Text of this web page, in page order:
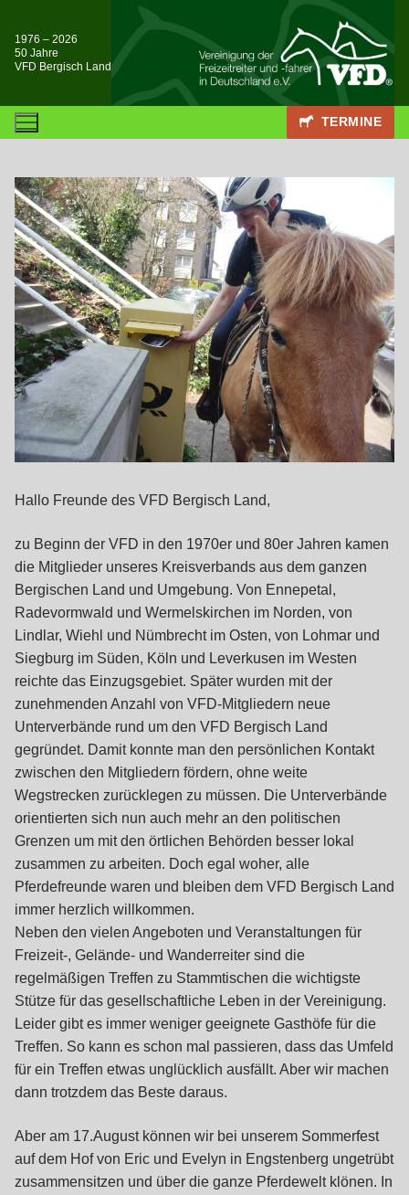
Inhalt
springen
1976 – 2026
50 Jahre
VFD Bergisch Land
TERMINE
Hallo Freunde des VFD Bergisch Land,
zu Beginn der VFD in den 1970er und 80er Jahren kamen
die Mitglieder unseres Kreisverbands aus dem ganzen
Bergischen Land und Umgebung. Von Ennepetal,
Radevormwald und Wermelskirchen im Norden, von
Lindlar, Wiehl und Nümbrecht im Osten, von Lohmar und
Siegburg im Süden, Köln und Leverkusen im Westen
reichte das Einzugsgebiet. Später wurden mit der
zunehmenden Anzahl von VFD-Mitgliedern neue
Unterverbände rund um den VFD Bergisch Land
gegründet. Damit konnte man den persönlichen Kontakt
zwischen den Mitgliedern fördern, ohne weite
Wegstrecken zurücklegen zu müssen. Die Unterverbände
orientierten sich nun auch mehr an den politischen
Grenzen um mit den örtlichen Behörden besser lokal
zusammen zu arbeiten. Doch egal woher, alle
Pferdefreunde waren und bleiben dem VFD Bergisch Land
immer herzlich willkommen.
Neben den vielen Angeboten und Veranstaltungen für
Freizeit-, Gelände- und Wanderreiter sind die
regelmäßigen Treffen zu Stammtischen die wichtigste
Stütze für das gesellschaftliche Leben in der Vereinigung.
Leider gibt es immer weniger geeignete Gasthöfe für die
Treffen. So kann es schon mal passieren, dass das Umfeld
für ein Treffen etwas unglücklich ausfällt. Aber wir machen
dann trotzdem das Beste daraus.
Aber am 17.August können wir bei unserem Sommerfest
auf dem Hof von Eric und Evelyn in Engstenberg ungetrübt
zusammensitzen und über die ganze Pferdewelt klönen. In